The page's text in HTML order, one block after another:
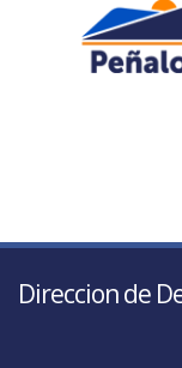
Direccion de